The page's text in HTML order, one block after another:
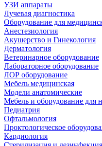
УЗИ аппараты
Лучевая диагностика
Оборудование для
Анестезиология
Акушерство и Гинекология
Дерматология
Ветеринарное оборудование
Лабораторное оборудование
ЛОР оборудование
Мебель медицинская
Модели анатомические
Мебель и оборудование для
Педиатрия
Офтальмология
Проктологическое
Кардиология